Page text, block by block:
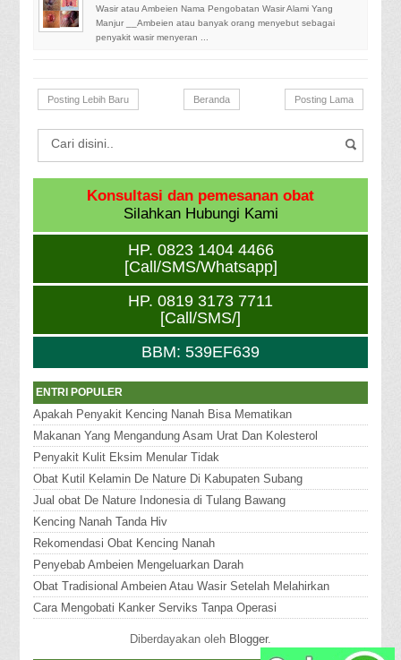
Wasir atau Ambeien Nama Pengobatan Wasir Alami Yang
Manjur __Ambeien atau banyak orang menyebut sebagai
penyakit wasir menyeran ...
Posting Lebih Baru Posting Lama
Beranda
Konsultasi dan pemesanan obat
Silahkan Hubungi Kami
HP. 0823 1404 4466
[Call/SMS/Whatsapp]
HP. 0819 3173 7711
[Call/SMS/]
BBM: 539EF639
ENTRI POPULER
Apakah Penyakit Kencing Nanah Bisa Mematikan
Makanan Yang Mengandung Asam Urat Dan Kolesterol
Penyakit Kulit Eksim Menular Tidak
Obat Kutil Kelamin De Nature Di Kabupaten Subang
Jual obat De Nature Indonesia di Tulang Bawang
Kencing Nanah Tanda Hiv
Rekomendasi Obat Kencing Nanah
Penyebab Ambeien Mengeluarkan Darah
Obat Tradisional Ambeien Atau Wasir Setelah Melahirkan
Cara Mengobati Kanker Serviks Tanpa Operasi
Diberdayakan oleh Blogger.